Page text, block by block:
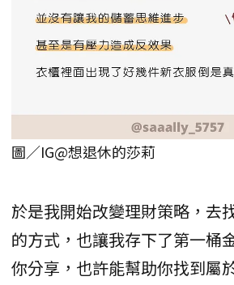
圖／IG@想退休的莎莉
於是我開始改變理財策略，去
的方式，也讓我存下了第一桶
你分享，也許能幫助你找到屬